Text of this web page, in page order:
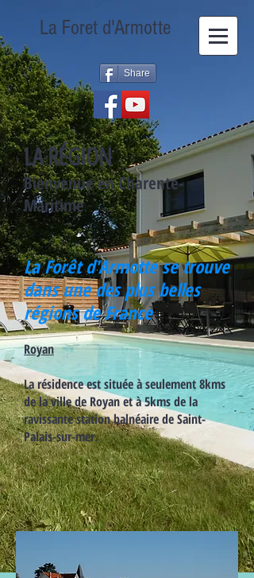
La Foret d'Armotte
Share
LA RÉGION
Bienvenue en Charente-
Maritime
La Forêt d'Armotte se trouve
dans une des plus belles
régions de France
Royan
La résidence est située à seulement 8kms
de la ville de Royan et à 5kms de la
ravissante station balnéaire de Saint-
Palais-sur-mer.